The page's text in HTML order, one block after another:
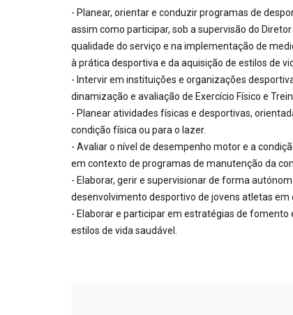
- Planear, orientar e conduzir programas de
assim como participar, sob a supervisão do
qualidade do serviço e na implementação de
à prática desportiva e da aquisição de estilos de
- Intervir em instituições e organizações
dinamização e avaliação de Exercício Físico e
- Planear atividades físicas e desportivas,
condição física ou para o lazer.
- Avaliar o nível de desempenho motor e a
em contexto de programas de manutenção da
- Elaborar, gerir e supervisionar de forma
desenvolvimento desportivo de jovens atletas
- Elaborar e participar em estratégias de fomento
estilos de vida saudável.